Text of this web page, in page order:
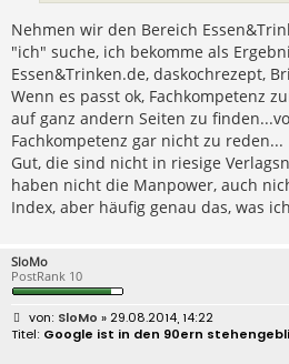
Nehmen wir den Bereich
"ich" suche, ich bekomme als
Essen&Trinken.de, daskochrezept,
Wenn es passt ok, Fachkompetenz
auf ganz andern Seiten zu
Fachkompetenz gar nicht zu reden...
Gut, die sind nicht in riesige
haben nicht die Manpower, auch
Index, aber häufig genau das, was
SloMo
PostRank 10
B
e
SloMo » 29.08.2014, 14:22
Google ist in den 90ern